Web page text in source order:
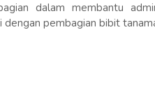
dalam membantu
dengan pembagian bibit